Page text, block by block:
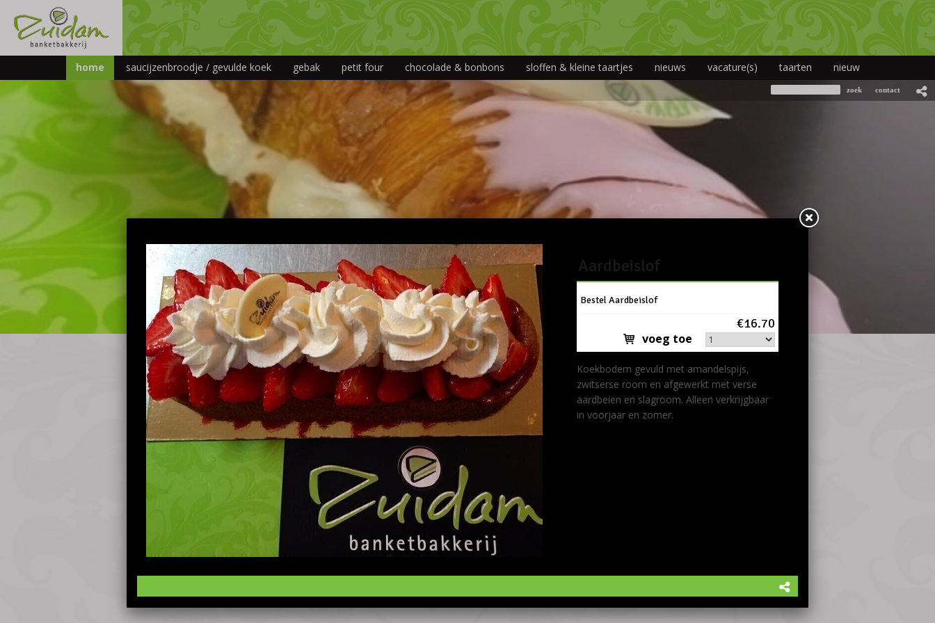
home saucijzenbroodje / gevulde koek gebak petit four chocolade & bonbons sloffen & kleine taartjes nieuws vacature(s) taarten nieuw
Aardbeislof
Bestel Aardbeislof
€16.70
voeg toe
Koekbodem gevuld met amandelspijs,
zwitserse room en afgewerkt met verse